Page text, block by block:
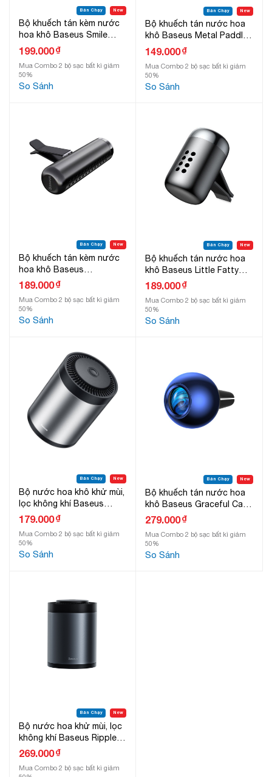
Bán Chạy New
Bộ khuếch tán kèm nước
hoa khô Baseus Smile
Vehicle Mounted Aroma
Diffuser
199.000₫
Mua Combo 2 bộ sạc bất kì giảm
50%
So Sánh
Bán Chạy New
Bộ khuếch tán nước hoa
khô Baseus Metal Paddle
Car Air Freshener
149.000₫
Mua Combo 2 bộ sạc bất kì giảm
50%
So Sánh
Bán Chạy New
Bộ khuếch tán kèm nước
hoa khô Baseus
Horizontal Chubby Car Air
Freshener LV489
189.000₫
Mua Combo 2 bộ sạc bất kì giảm
50%
So Sánh
Bán Chạy New
Bộ khuếch tán nước hoa
khô Baseus Little Fatty
Fragrance
189.000₫
Mua Combo 2 bộ sạc bất kì giảm
50%
So Sánh
Bán Chạy New
Bộ nước hoa khô khử mùi,
lọc không khí Baseus
Minimalist Car Cup Holder
179.000₫
Mua Combo 2 bộ sạc bất kì giảm
50%
So Sánh
Bán Chạy New
Bộ khuếch tán nước hoa
khô Baseus Graceful Car
Fragrance Pro Refill
279.000₫
Mua Combo 2 bộ sạc bất kì giảm
50%
So Sánh
Bán Chạy New
Bộ nước hoa khử mùi, lọc
không khí Baseus Ripple
Car Cup Holder Air
269.000₫
Mua Combo 2 bộ sạc bất kì giảm